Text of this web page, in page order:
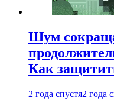
Шум
Как
2 года спустя2 года